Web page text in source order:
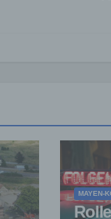
MAYEN-